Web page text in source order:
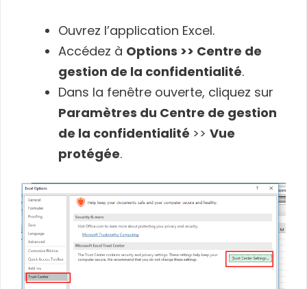
Ouvrez l’application Excel.
Accédez à Options >> Centre de
gestion de la confidentialité.
Dans la fenêtre ouverte, cliquez sur
Paramètres du Centre de gestion
de la confidentialité >> Vue
protégée.